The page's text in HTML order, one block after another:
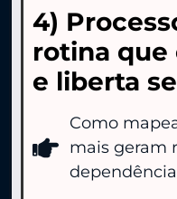
4)
rotina que
e liberta
Como
mais geram